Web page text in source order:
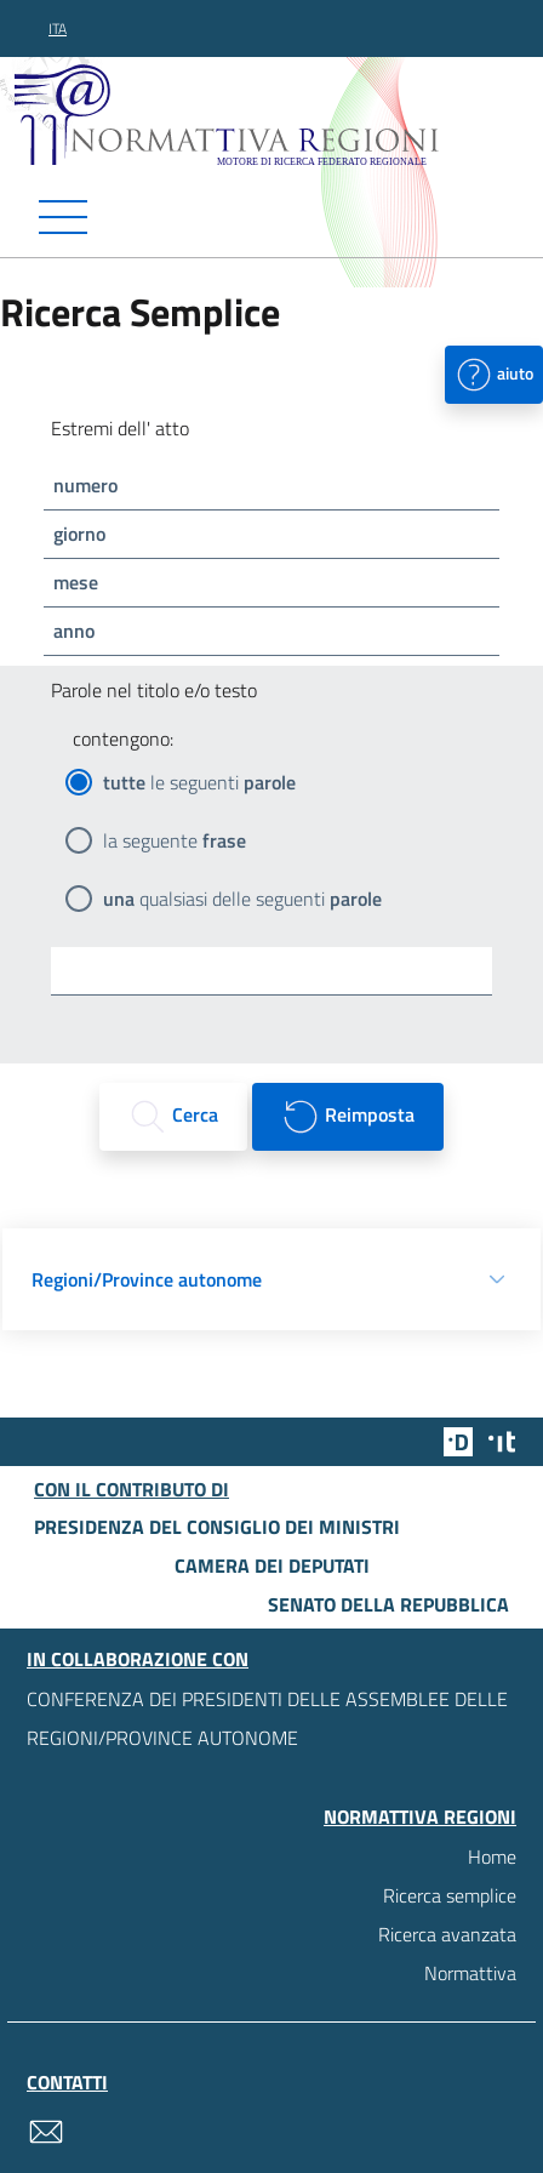
ITA
Normattiva Regioni -
Ricerca Semplice
aiuto
Estremi dell' atto
numero
giorno
mese
anno
Parole nel titolo e/o testo
contengono:
tutte le seguenti parole
la seguentefrase
unaqualsiasi delle seguenti parole
Cerca Reimposta
Regioni/Province autonome
Team
CON IL CONTRIBUTO DI
PRESIDENZA DEL CONSIGLIO DEI MINISTRI
CAMERA DEI DEPUTATI
SENATO DELLA REPUBBLICA
IN COLLABORAZIONE CON
CONFERENZA DEI PRESIDENTI DELLE ASSEMBLEE DELLE
REGIONI/PROVINCE AUTONOME
NORMATTIVA REGIONI
Home
Ricerca semplice
Ricerca avanzata
Normattiva
CONTATTI